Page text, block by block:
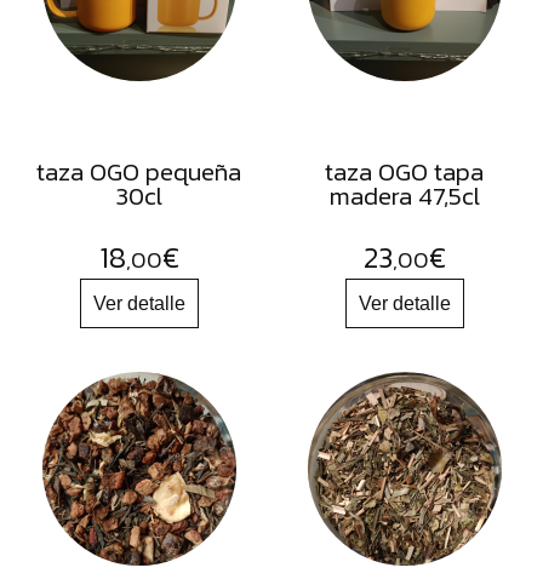
FRUTOS
SECOS
SAL
HARINAS
ACEITES
FLORES
PRODUCTOS
ACCESORIOS
ALIMENTOS
DESHIDRATADOS
taza OGO pequeña
30cl
18,00€
taza OGO tapa
madera 47,5cl
23,00€